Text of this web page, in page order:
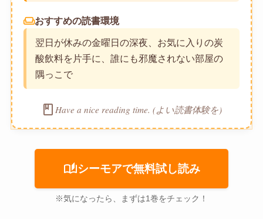
weekendおすすめの読書環境
翌日が休みの金曜日の深夜、お気に入りの炭
酸飲料を片手に、誰にも邪魔されない部屋の
隅っこで
book Have a nice reading time. (よい読書体験を)
auto_storiesシーモアで無料試し読み
※気になったら、まずは1巻をチェック！